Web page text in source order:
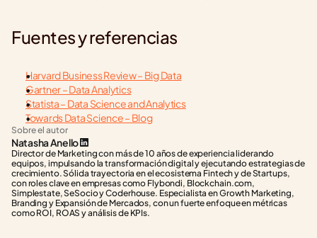
Fuentes y referencias
Harvard Business Review – Big Data
Gartner – Data Analytics
Statista – Data Science and Analytics
Towards Data Science – Blog
Sobre el autor
Natasha Anello
Director de Marketing con más de 10 años de experiencia liderando
equipos, impulsando la transformación digital y ejecutando estrategias de
crecimiento. Sólida trayectoria en el ecosistema Fintech y de Startups,
con roles clave en empresas como Flybondi, Blockchain.com,
Simplestate, SeSocio y Coderhouse. Especialista en Growth Marketing,
Branding y Expansión de Mercados, con un fuerte enfoque en métricas
como ROI, ROAS y análisis de KPIs.